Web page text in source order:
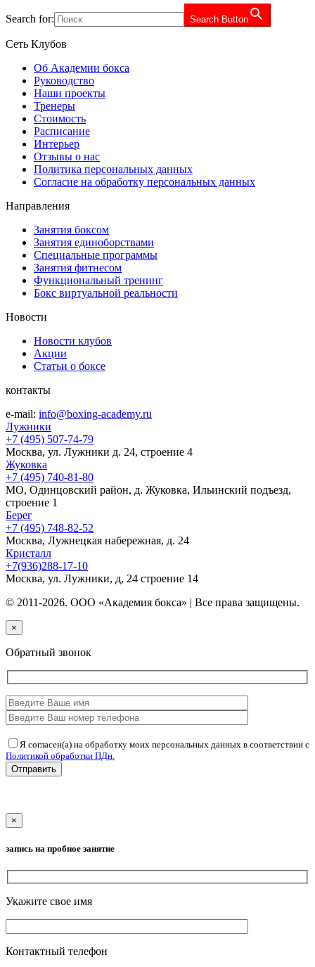
Search for: Search Button
Сеть Клубов
Об Академии бокса
Руководство
Наши проекты
Тренеры
Стоимость
Расписание
Интерьер
Отзывы о нас
Политика персональных данных
Согласие на обработку персональных данных
Направления
Занятия боксом
Занятия единоборствами
Специальные программы
Занятия фитнесом
Функциональный тренинг
Бокс виртуальной реальности
Новости
Новости клубов
Акции
Статьи о боксе
контакты
e-mail: info@boxing-academy.ru
Лужники
+7 (495) 507-74-79
Москва, ул. Лужники д. 24, строение 4
Жуковка
+7 (495) 740-81-80
МО, Одинцовский район, д. Жуковка, Ильинский подъезд,
строение 1
Берег
+7 (495) 748-82-52
Москва, Лужнецкая набережная, д. 24
Кристалл
+7(936)288-17-10
Москва, ул. Лужники, д, 24 строение 14
© 2011-2026. ООО «Академия бокса» | Все права защищены.
×
Обратный звонок
Я согласен(а) на обработку моих персональных данных в соответствии с
Политикой обработки ПДн.
Отправить
×
запись на пробное занятие
Укажите свое имя
Контактный телефон